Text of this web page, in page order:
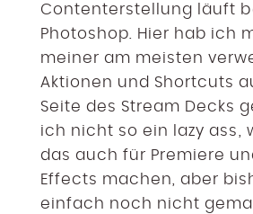
Contenterstellung läuft
Photoshop. Hier hab ich
meiner am meisten
Aktionen und Shortcuts
Seite des Stream Decks
ich nicht so ein lazy ass,
das auch für Premiere
Effects machen, aber
einfach noch nicht